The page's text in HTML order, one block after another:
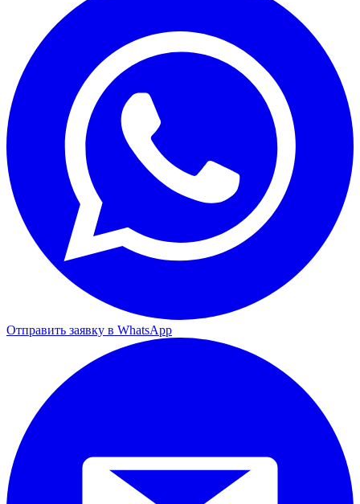
Отправить заявку в WhatsApp